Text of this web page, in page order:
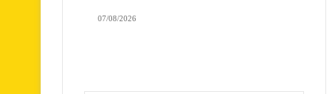
07/08/2026